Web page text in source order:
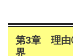
第3章 理由
界